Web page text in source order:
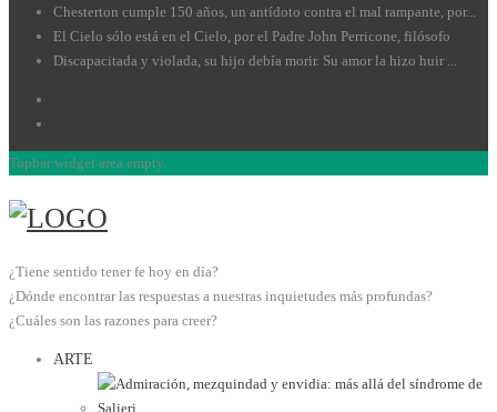
Chesterton cumple 150 años, un antídoto contra el mal rampante, por...
El Cielo sólo está en el Cielo, por el Padre John Perricone, filósofo
Discapacitada y violada, su hijo debía morir. Su amor la hizo huir ...
Topbar widget area empty.
¿Tiene sentido tener fe hoy en día?
¿Dónde encontrar las respuestas a nuestras inquietudes más profundas?
¿Cuáles son las razones para creer?
ARTE